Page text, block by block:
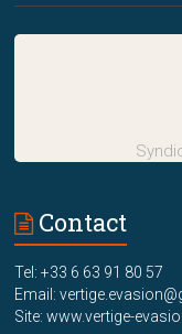
Contact
Tel: +33 6 63 91 80 57
Email:
Site: www.vertige-